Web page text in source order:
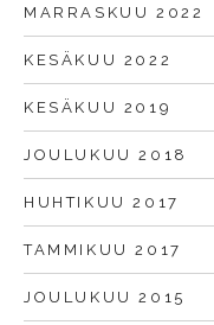
MARRASKUU 2022
KESÄKUU 2022
KESÄKUU 2019
JOULUKUU 2018
HUHTIKUU 2017
TAMMIKUU 2017
JOULUKUU 2015